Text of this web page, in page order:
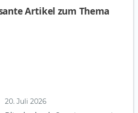
Artikel zum Thema
20. Juli 2026